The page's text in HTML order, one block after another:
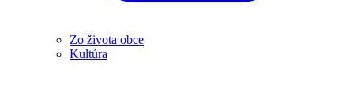
Zo života obce
Kultúra